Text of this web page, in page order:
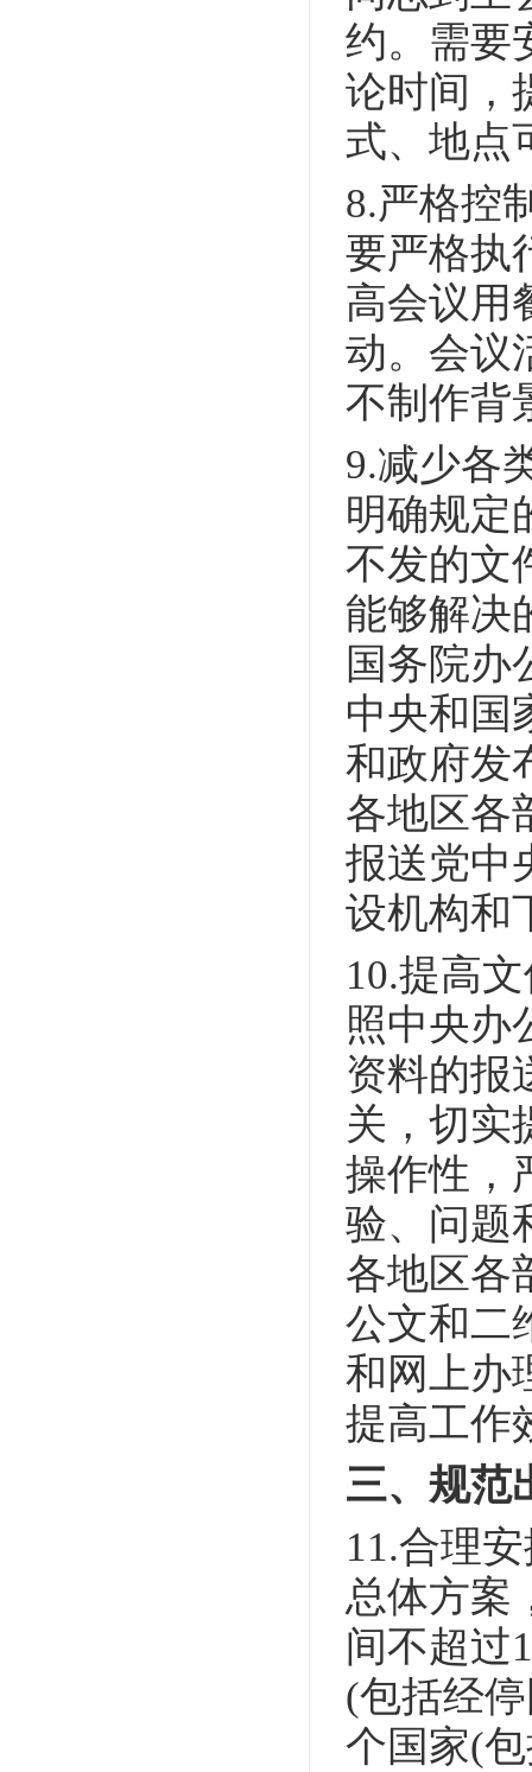
约。需要
论时间，
式、地点
8.严格控
要严格执
高会议用
动。会议
不制作背
9.减少各
明确规定
不发的文
能够解决
国务院办
中央和国
和政府发
各地区各
报送党中
设机构和
10.提高
照中央办
资料的报
关，切实
操作性，
验、问题
各地区各
公文和二
和网上办
提高工作
三、规范
11.合理
总体方案
间不超过
(包括经
个国家(